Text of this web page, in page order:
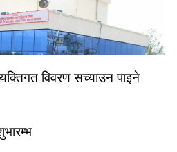
विवरण सच्याउन पाइने